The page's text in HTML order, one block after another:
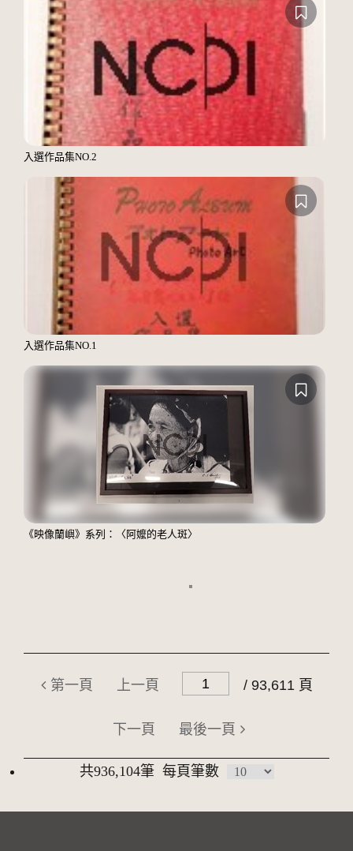
入選作品集NO.2
入選作品集NO.1
《映像蘭嶼》系列：〈阿嬤的老人斑〉
第一頁 上一頁 / 93,611 頁
下一頁 最後一頁
共936,104筆 每頁筆數